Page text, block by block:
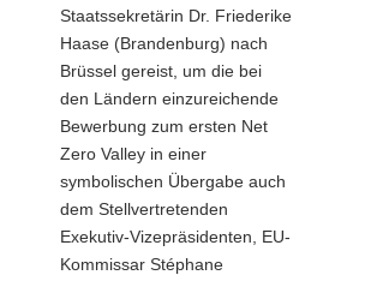
Staatssekretärin Dr. Friederike
Haase (Brandenburg) nach
Brüssel gereist, um die bei
den Ländern einzureichende
Bewerbung zum ersten Net
Zero Valley in einer
symbolischen Übergabe auch
dem Stellvertretenden
Exekutiv-Vizepräsidenten, EU-
Kommissar Stéphane